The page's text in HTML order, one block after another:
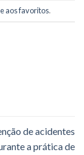
aos favoritos.
de acidentes
a prática de